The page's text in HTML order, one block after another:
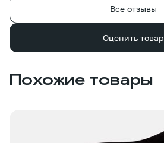
Все отзывы
Оценить товар
Похожие товары